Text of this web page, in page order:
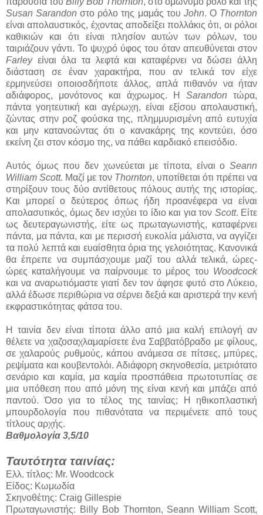
Susan Sarandon στο ρόλο της μαμάς του John. Ο Thornton
είναι απολαυστικός, έχοντας αποδείξει πολλάκις ότι, οι ρόλοι
καθικιών και ότι είναι πλησίον αυτών των ρόλων, του
ταιριάζουν γάντι. Το ψυχρό ύφος του όταν απευθύνεται στον
Farley είναι όλα τα λεφτά και καταφέρνει να δώσει άλλη
διάσταση σε έναν χαρακτήρα, που αν τελικά τον είχε
ερμηνεύσει οποιοσδήποτε άλλος, απλά πιθανόν να ήταν
αδιάφορος, μονότονος και άχρωμος. Η
Sarandon τώρα,
πάντα γοητευτική και αγέρωχη, είναι εξίσου απολαυστική,
ζώντας στην ροζ φούσκα της, πλημμυρισμένη από ευτυχία
και μην κατανοώντας ότι ο κανακάρης της κοντεύει, όσο
εκείνη ζει στον κόσμο της, να πάθει καρδιακό επεισόδιο.
Αυτός όμως που δεν χωνεύεται με τίποτα, είναι ο Seann
William Scott. Μαζί με τον Thornton, υποτίθεται ότι πρέπει να
στηρίξουν τους δύο αντίθετους πόλους αυτής της ιστορίας.
Και μπορεί ο δεύτερος όπως ήδη προανέφερα να είναι
απολασυτικός, όμως δεν ισχύει το ίδιο και για τον Scott. Είτε
ως δευτεραγωνιστής, είτε ως πρωταγωνιστής, καταφέρνει
πάντα, μα πάντα, και με περισσή ευκολία μάλιστα, να αγγίζει
τα πολύ λεπτά και ευαίσθητα όρια της γελοιότητας. Κανονικά
θα έπρεπε να συμπάσχουμε μαζί του αλλά τελικά, ώρες-
ώρες καταλήγουμε να παίρνουμε το μέρος του Woodcock
και να αναρωτιόμαστε γιατί δεν τον άφησε φυτό στο Λύκειο,
αλλά έδωσε περιθώρια να σέρνει δεξιά και αριστερά την κενή
εκφραστικότητας φάτσα του.
Η ταινία δεν είναι τίποτα άλλο από μια καλή επιλογή αν
θέλετε να χαζοσαχλαμαρίσετε ένα Σαββατόβραδο με φίλους,
σε χαλαρούς ρυθμούς, κάπου ανάμεσα σε πίτσες, μπύρες,
ρεψίματα και κουβεντολόι. Αδιάφορη σκηνοθεσία, μετριότατο
σενάριο και καμία, μα καμία προσπάθεια πρωτοτυπίας σε
μια υπόθεση που από μόνη της είναι κενή και μπάζει από
παντού. Όσο για το τέλος της ταινίας; Η ηθικοπλαστική
μπουρδολογία που πιθανότατα να περιμένετε από τους
τίτλους αρχής.
Βαθμολογία 3,5/10
Ταυτότητα ταινίας:
Ελλ. τίτλος: Mr. Woodcock
Είδος: Κωμωδία
Σκηνοθέτης: Craig Gillespie
Πρωταγωνιστής: Billy Bob Thornton, Seann William Scott,